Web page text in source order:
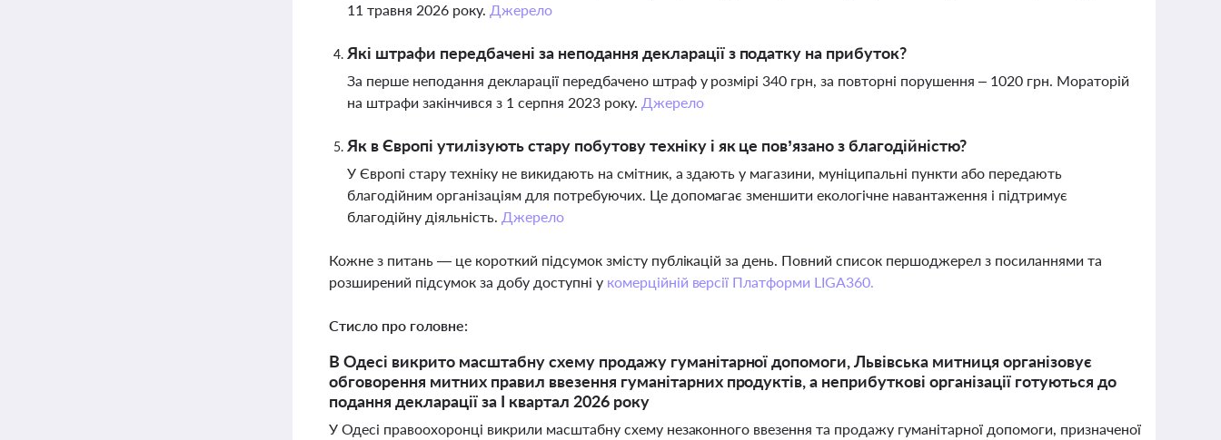
11 травня 2026 року. Джерело
Які штрафи передбачені за неподання декларації з податку на прибуток?
За перше неподання декларації передбачено штраф у розмірі 340 грн, за повторні порушення – 1020 грн. Мораторій
на штрафи закінчився з 1 серпня 2023 року. Джерело
Як в Європі утилізують стару побутову техніку і як це пов’язано з благодійністю?
У Європі стару техніку не викидають на смітник, а здають у магазини, муніципальні пункти або передають
благодійним організаціям для потребуючих. Це допомагає зменшити екологічне навантаження і підтримує
благодійну діяльність. Джерело
Кожне з питань — це короткий підсумок змісту публікацій за день. Повний список першоджерел з посиланнями та
розширений підсумок за добу доступні у комерційній версії Платформи LIGA360.
Стисло про головне:
В Одесі викрито масштабну схему продажу гуманітарної допомоги, Львівська митниця організовує
обговорення митних правил ввезення гуманітарних продуктів, а неприбуткові організації готуються до
подання декларації за І квартал 2026 року
У Одесі правоохоронці викрили масштабну схему незаконного ввезення та продажу гуманітарної допомоги, призначеної